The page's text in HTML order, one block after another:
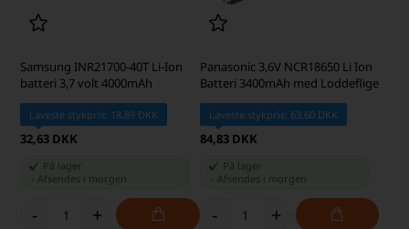
Samsung INR21700-40T Li-Ion
batteri 3,7 volt 4000mAh
Laveste stykpris: 18,89 DKK
32,63 DKK
På lager
-Afsendes i morgen
- +
Panasonic 3,6V NCR18650 Li Ion
Batteri 3400mAh med Loddeflige
Laveste stykpris: 63,60 DKK
84,83 DKK
På lager
Afsendes i morgen
- +